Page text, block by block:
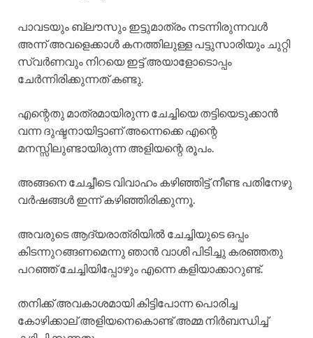
പാവടയും ബ്ലൗസും ഇട്ടുമാത്രം നടന്നിരുന്നവൾ
അന്ന് അവളെക്കാൾ കനത്തിലുള്ള പട്ടുസാരിയും ചുറ്റി
സ്വർണവും നിറയെ ഇട്ട് അയാളോടൊപ്പം
ചേർന്നിരിക്കുന്നത് കണ്ടു.
എന്റെതു മാത്രമായിരുന്ന ചേച്ചിയെ തട്ടിയെടുക്കാൻ
വന്ന ദുഷ്ടനായിട്ടാണ് അന്നെക്കെ എന്റെ
മനസ്സിലുണ്ടായിരുന്ന അളിയന്റെ രൂപം.
അങ്ങനെ ചേച്ചീടെ വിവാഹം കഴിഞ്ഞിട്ട് നീണ്ട പതിനേഴു
വർഷങ്ങൾ ഇന്ന് കഴിഞ്ഞിരിക്കുന്നൂ.
അവരുടെ ആദ്യരാത്രിയിൽ ചേച്ചിയുടെ ഒപ്പം
കിടന്നുറങ്ങണമെന്നു ഞാൻ വാശി പിടിച്ചു കരഞ്ഞതു
പറഞ്ഞ് ചേച്ചിയിപ്പോഴും എന്നെ കളിയാക്കാറുണ്ട്.
തനിക്ക് അവകാശമായി കിട്ടിപോന്ന പൊരിച്ച
കോഴിക്കാല് അളിയനെകൊണ്ട് അമ്മ നിർബന്ധിച്ച്